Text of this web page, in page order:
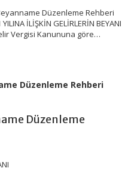
Düzenleme Rehberi
İLİŞKİN GELİRLERİN BEYANI
Vergisi Kanununa göre…
Düzenleme Rehberi
Düzenleme